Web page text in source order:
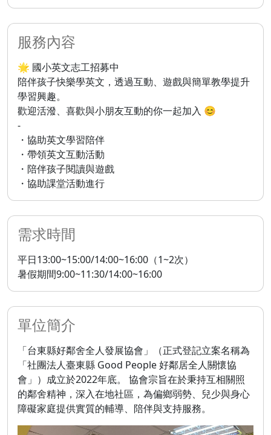
服務內容
🌟 國小英文志工招募中
陪伴孩子快樂學英文，透過互動、遊戲與簡單教學提升
學習興趣。
歡迎活潑、喜歡與小朋友互動的你一起加入 😊
-
・協助英文學習陪伴
・帶領英文互動活動
・陪伴孩子閱讀與遊戲
・協助課堂活動進行
需求時間
平日13:00~15:00/14:00~16:00（1~2次）
暑假期間9:00~11:30/14:00~16:00
單位簡介
「台東縣好鄰舍全人發展協會」（正式登記立案名稱為
「社團法人臺東縣 Good People 好鄰居全人關懷協
會」）成立於2022年底。 協會宗旨在於秉持互相關照
的鄰舍精神，深入在地社區，為偏鄉弱勢、兒少與身心
障礙家庭提供實質的輔導、陪伴與支持服務。